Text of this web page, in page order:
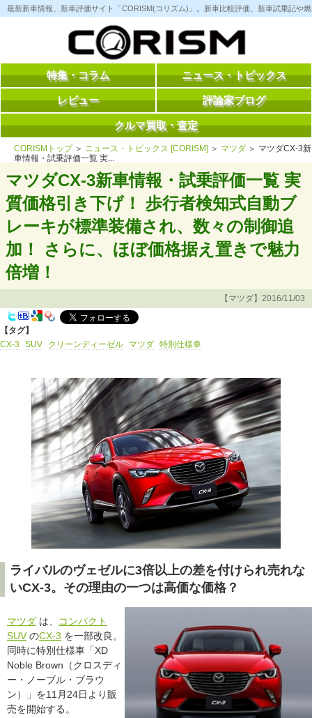
コ
ン
へ
最新新車情報、新車評価サイト「CORISM(コリズム)」。新車比較評価、新車試乗記や
特集・コラム ニュース・トピックス
レビュー 評論家ブログ
クルマ買取・査定
CORISMトップ＞ ニュース・トピックス [CORISM] ＞ マツダ ＞ マツダCX-3新
車情報・試乗評価一覧 実...
マツダCX-3新車情報・試乗評価一覧 実
質価格引き下げ！ 歩行者検知式自動ブ
レーキが標準装備され、数々の制御追
加！ さらに、ほぼ価格据え置きで魅力
倍増！
【マツダ】2016/11/03
【タグ】
CX-3
SUV クリーンディーゼル マツダ 特別仕様車
ライバルのヴェゼルに3倍以上の差を付けられ売れな
いCX-3。その理由の一つは高価な価格？
マツダ は、
コンパクト
SUV のCX-3 を一部改良。
同時に特別仕様車「XD
Noble Brown（クロスディ
ー・ノーブル・ブラウ
ン）」を11月24日より販
売を開始する。